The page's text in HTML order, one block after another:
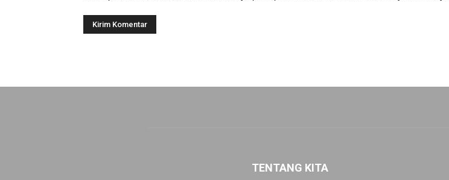
TENTANG KITA